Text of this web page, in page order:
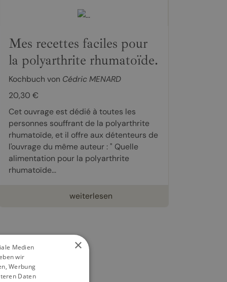
Mes recettes faciles pour
la polyarthrite rhumatoïde.
Kochbuch von Cédric MENARD
20,30 €
Cet ouvrage est dédié à toutes les
personnes souffrant de la polyarthrite
rhumatoïde, et il offre aux détenteurs de
l'ouvrage du même auteur : " Quelle
alimentation pour la polyarthrite
rhumatoïde...
weiterlesen
×
Medien
wir
Werbung
Daten